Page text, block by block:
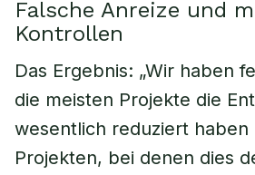
Falsche Anreize und
Kontrollen
Das Ergebnis: „Wir haben
die meisten Projekte die
wesentlich reduziert haben
Projekten, bei denen dies